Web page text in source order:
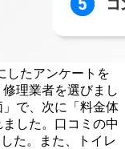
したアンケートを
理業者を選びまし
で、次に「料金体
した。口コミの中
た。また、トイレ